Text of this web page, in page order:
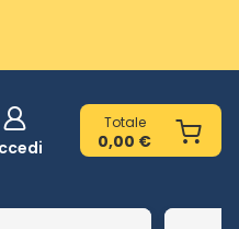
Totale
0,00 €